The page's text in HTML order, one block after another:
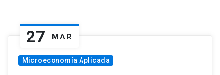
27 MAR
Microeconomía Aplicada